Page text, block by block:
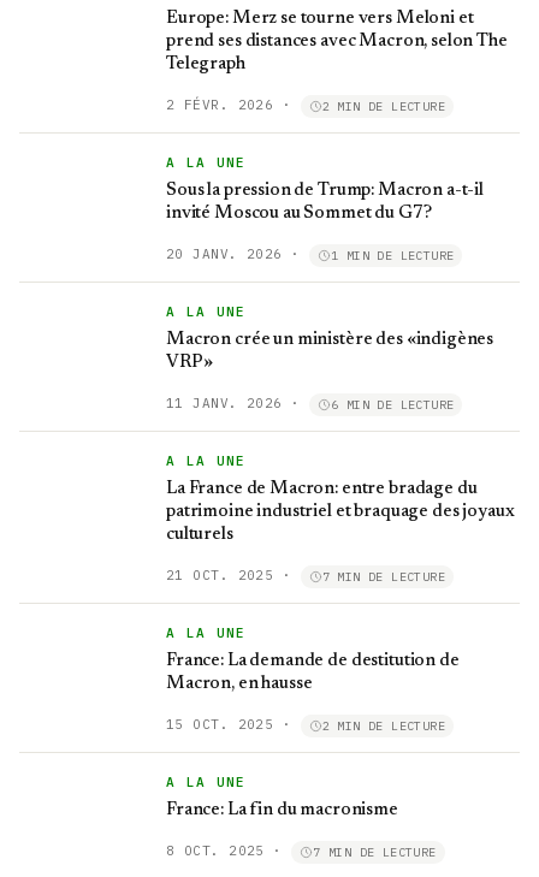
Europe: Merz se tourne vers Meloni et
prend ses distances avec Macron, selon The
Telegraph
2 FÉVR. 2026 · 2 MIN DE LECTURE
A LA UNE
Sous la pression de Trump: Macron a-t-il
invité Moscou au Sommet du G7?
20 JANV. 2026 · 1 MIN DE LECTURE
A LA UNE
Macron crée un ministère des «indigènes
VRP»
11 JANV. 2026 · 6 MIN DE LECTURE
A LA UNE
La France de Macron: entre bradage du
patrimoine industriel et braquage des joyaux
culturels
21 OCT. 2025 · 7 MIN DE LECTURE
A LA UNE
France: La demande de destitution de
Macron, en hausse
15 OCT. 2025 · 2 MIN DE LECTURE
A LA UNE
France: La fin du macronisme
8 OCT. 2025 · 7 MIN DE LECTURE